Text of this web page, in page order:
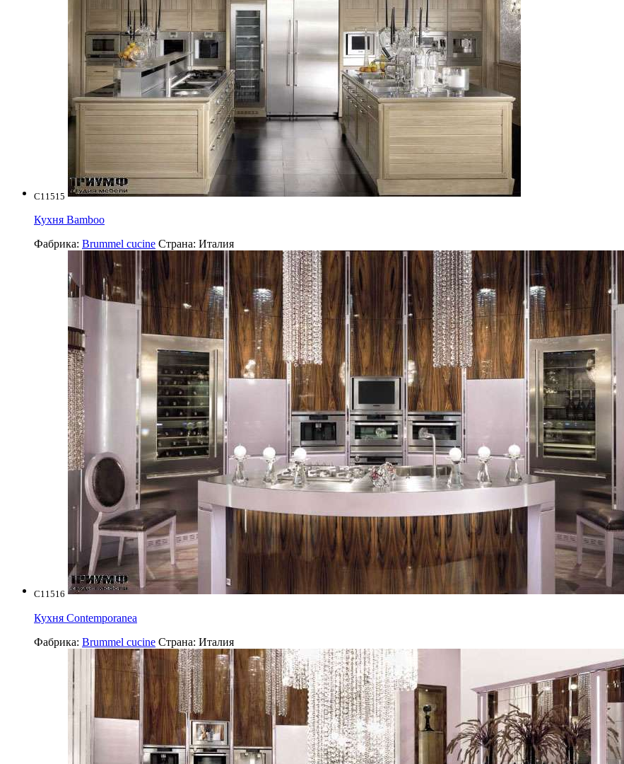
C11515
Кухня Bamboo
Фабрика: Brummel cucine Страна: Италия
C11516
Кухня Contemporanea
Фабрика: Brummel cucine Страна: Италия